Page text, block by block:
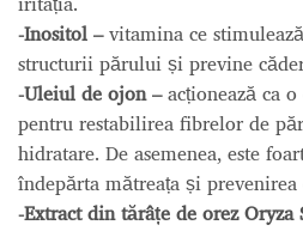
-Inositol –vitamina ce
structurii părului și previne
-Uleiul de ojon –acționează ca
pentru restabilirea fibrelor de
hidratare. De asemenea, este
îndepărta mătreața și
-Extract din tărâțe de orez Oryza